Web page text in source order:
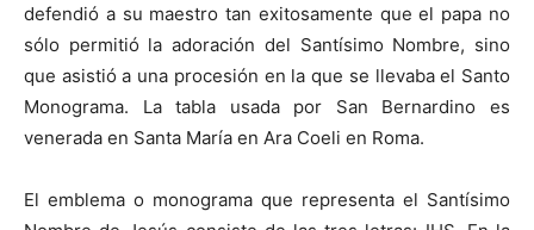
defendió a su maestro tan exitosamente que el papa no
sólo permitió la adoración del Santísimo Nombre, sino
que asistió a una procesión en la que se llevaba el Santo
Monograma. La tabla usada por San Bernardino es
venerada en Santa María en Ara Coeli en Roma.
El emblema o monograma que representa el Santísimo